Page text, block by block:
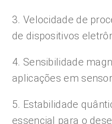
3. Velocidade de
de dispositivos
4. Sensibilidade
aplicações em
5. Estabilidade
essencial para o